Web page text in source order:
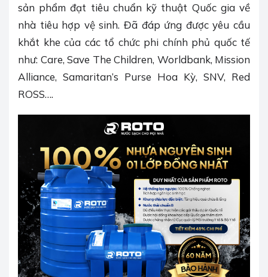
sản phẩm đạt tiêu chuẩn kỹ thuật Quốc gia về
nhà tiêu hợp vệ sinh. Đã đáp ứng được yêu cầu
khắt khe của các tổ chức phi chính phủ quốc tế
như: Care, Save The Children, Worldbank, Mission
Alliance, Samaritan’s Purse Hoa Kỳ, SNV, Red
ROSS….